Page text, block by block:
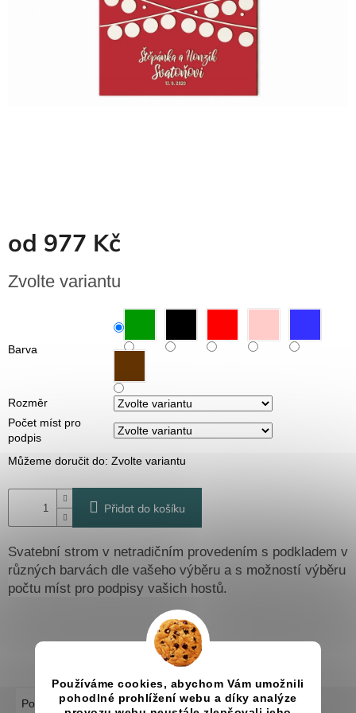
Používáme cookies, abychom Vám umožnili
pohodlné prohlížení webu a díky analýze
od 977 Kč
cena:
Zvolte variantu
Barva
Rozměr
Počet míst pro
podpis
Můžeme doručit do: Zvolte variantu
Přidat do košíku
Svatební strom v netradičním provedením s podkladem v
různých barvách dle vašeho výběru a s možností výběru
počtu míst pro podpisy vašich hostů.
Popis Diskuze